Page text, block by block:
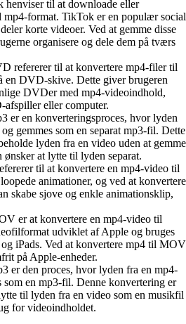
til at downloade eller
format. TikTok er en populær social
korte videoer. Ved at gemme disse
organisere og dele dem på tværs
refererer til at konvertere mp4-filer til
en DVD-skive. Dette giver brugeren
DVDer med mp4-videoindhold,
eller computer.
en konverteringsproces, hvor lyden
gemmes som en separat mp3-fil. Dette
lyden fra en video uden at gemme
at lytte til lyden separat.
til at konvertere en mp4-video til
animationer, og ved at konvertere
skabe sjove og enkle animationsklip,
er at konvertere en mp4-video til
udviklet af Apple og bruges
iPads. Ved at konvertere mp4 til MOV
på Apple-enheder.
er den proces, hvor lyden fra en mp4-
som en mp3-fil. Denne konvertering er
til lyden fra en video som en musikfil
for videoindholdet.